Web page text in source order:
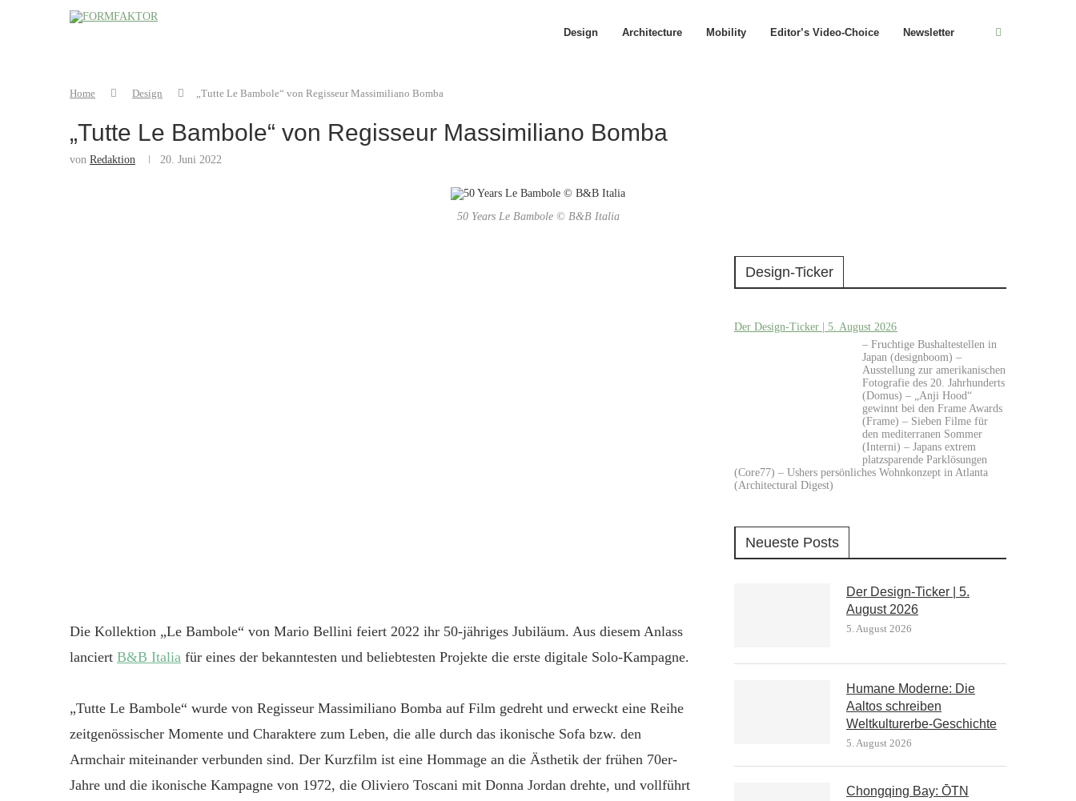
Design Architecture Mobility Editor’s Video-Choice Newsletter
Home Design „Tutte Le Bambole“ von Regisseur Massimiliano Bomba
„Tutte Le Bambole“ von Regisseur Massimiliano Bomba
von Redaktion 20. Juni 2022
50 Years Le Bambole © B&B Italia
Die Kollektion „Le Bambole“ von Mario Bellini feiert 2022 ihr 50-jähriges Jubiläum. Aus diesem Anlass
lanciert B&B Italia für eines der bekanntesten und beliebtesten Projekte die erste digitale Solo-Kampagne.
„Tutte Le Bambole“ wurde von Regisseur Massimiliano Bomba auf Film gedreht und erweckt eine Reihe
zeitgenössischer Momente und Charaktere zum Leben, die alle durch das ikonische Sofa bzw. den
Armchair miteinander verbunden sind. Der Kurzfilm ist eine Hommage an die Ästhetik der frühen 70er-
Jahre und die ikonische Kampagne von 1972, die Oliviero Toscani mit Donna Jordan drehte, und vollführt
Design-Ticker
Der Design-Ticker | 5. August 2026
– Fruchtige Bushaltestellen in
Japan (designboom) –
Ausstellung zur amerikanischen
Fotografie des 20. Jahrhunderts
(Domus) – „Anji Hood“
gewinnt bei den Frame Awards
(Frame) – Sieben Filme für
den mediterranen Sommer
(Interni) – Japans extrem
platzsparende Parklösungen
(Core77) – Ushers persönliches Wohnkonzept in Atlanta
(Architectural Digest)
Neueste Posts
Der Design-Ticker | 5.
August 2026
5. August 2026
Humane Moderne: Die
Aaltos schreiben
Weltkulturerbe-Geschichte
5. August 2026
Chongqing Bay: ŌTN